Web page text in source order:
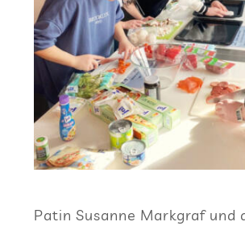
Patin Susanne Mark­graf und